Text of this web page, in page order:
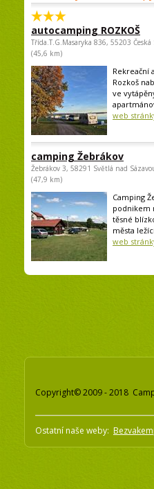
autocamping ROZKOŠ
Třída.T.G.Masaryka 836, 55203 Česká
(45,6 km)
Rekreační
Rozkoš
ve
web
camping Žebrákov
Žebrákov 3, 58291 Světlá nad
(47,9 km)
Camping
podnikem
těsné
města
web
Copyright© 2009 - 2018
Ostatní naše weby: